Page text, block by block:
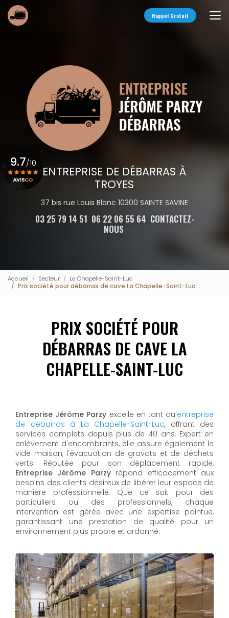
Aller
au
contenu
Rappel Gratuit
ENTREPRISE DE DÉBARRAS À
TROYES
37 bis rue Louis Blanc 10300 SAINTE SAVINE
03 25 79 14 51 06 22 06 55 64 CONTACTEZ-
NOUS
9.7/10
Accueil Secteur
La Chapelle-Saint-Luc
Prix société pour débarras de cave La Chapelle-Saint-Luc
PRIX SOCIÉTÉ POUR
DÉBARRAS DE CAVE LA
CHAPELLE-SAINT-LUC
Entreprise Jérôme Parzy excelle en tant qu'entreprise
de débarras à La Chapelle-Saint-Luc, offrant des
services complets depuis plus de 40 ans. Expert en
enlèvement d'encombrants, elle assure également le
vide maison, l'évacuation de gravats et de déchets
verts. Réputée pour son déplacement rapide,
Entreprise Jérôme Parzyrépond efficacement aux
besoins des clients désireux de libérer leur espace de
manière professionnelle. Que ce soit pour des
particuliers ou des professionnels, chaque
intervention est gérée avec une expertise pointue,
garantissant une prestation de qualité pour un
environnement plus propre et ordonné.